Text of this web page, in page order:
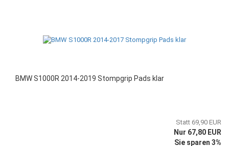
BMW S1000R 2014-2019 Stompgrip Pads klar
Statt 69,90 EUR
Nur 67,80 EUR
Sie sparen 3%